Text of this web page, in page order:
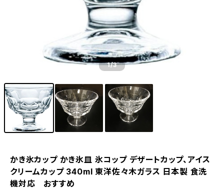
1/3
かき氷カップ かき氷皿 氷コップ デザートカップ、アイス
クリームカップ 340ml 東洋佐々木ガラス 日本製 食洗
機対応 おすすめ